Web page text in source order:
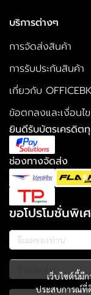
เว็บไซต์นี้มี
ประสบการณ์ที่ดี
บริการต่างๆ
การจัดส่งสินค้า
การรับประกันสินค้า
เกี่ยวกับ
ข้อตกลงและเงื่อนไข
ยินดีรับบัตรเครดิต
ช่องทางจัดส่ง
ขอโปรโมชั่นพิเ